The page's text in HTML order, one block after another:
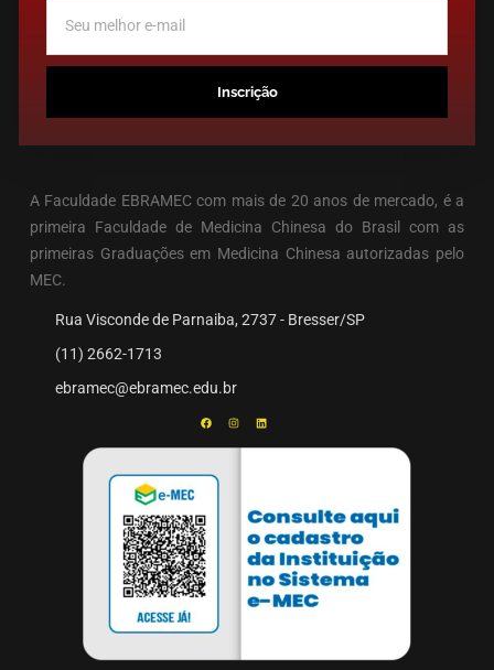
Inscrição
A Faculdade EBRAMEC com mais de 20 anos de mercado, é a
primeira Faculdade de Medicina Chinesa do Brasil com as
primeiras Graduações em Medicina Chinesa autorizadas pelo
MEC.
Rua Visconde de Parnaiba, 2737 - Bresser/SP
(11) 2662-1713
ebramec@ebramec.edu.br